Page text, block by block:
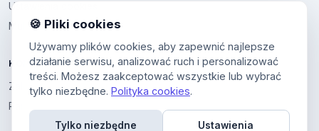
Ustawienia cookies
Multikod
KONTO
Zaloguj sie
Panel uzytkownika
🍪 Pliki cookies
Używamy plików cookies, aby zapewnić najlepsze
działanie serwisu, analizować ruch i personalizować
treści. Możesz zaakceptować wszystkie lub wybrać
tylko niezbędne. Polityka cookies.
Tylko niezbędne Ustawienia